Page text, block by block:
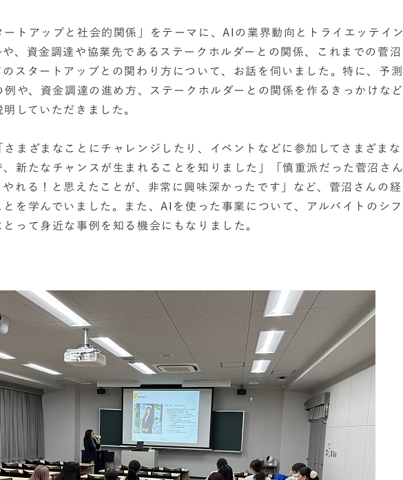
ートアップと社会的関係」をテーマに、AIの業界動向とトライエッテイン
や、資金調達や協業先であるステークホルダーとの関係、これまでの菅沼
のスタートアップとの関わり方について、お話を伺いました。特に、予測
や、資金調達の進め方、ステークホルダーとの関係を作るきっかけなど
していただきました。
まざまなことにチャレンジしたり、イベントなどに参加してさまざまな
、新たなチャンスが生まれることを知りました」「慎重派だった菅沼さん
れる！と思えたことが、非常に興味深かったです」など、菅沼さんの経
を学んでいました。また、AIを使った事業について、アルバイトのシフ
とって身近な事例を知る機会にもなりました。